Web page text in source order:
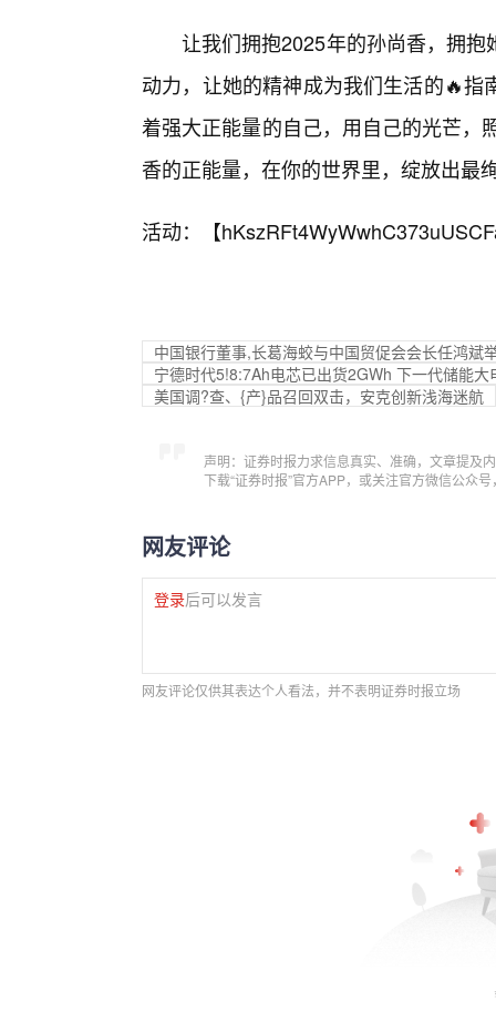
让我们拥抱2025年的孙尚香，拥
动力，让她的精神成为我们生活的🔥
着强大正能量的自己，用自己的光芒，
香的正能量，在你的世界里，绽放出最
活动：【
中国银行董事,长葛海蛟与中国贸促会会长任鸿斌
宁德时代5!8:7Ah电芯已出货2GWh 下一代储能大
美国调?查、{产}品召回双击，安克创新浅海迷航
声明：证券时报力求信息真实、准确，文章提及
下载“证券时报”官方APP，或关注官方微信公众
网友评论
登录后可以发言
网友评论仅供其表达个人看法，并不表明证券时报立场